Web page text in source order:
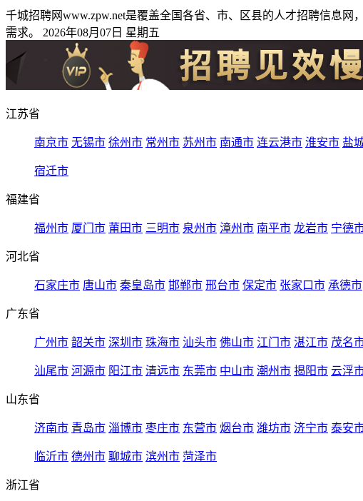
千城招聘网www.zpw.net是覆盖全国各省、市、区县的人才招聘信息
需求。 2026年08月07日 星期五
江苏省
南京市 无锡市 徐州市 常州市 苏州市 南通市 连云港市 淮安市 盐
宿迁市
福建省
福州市 厦门市 莆田市 三明市 泉州市 漳州市 南平市 龙岩市 宁德
河北省
石家庄市 唐山市 秦皇岛市 邯郸市 邢台市 保定市 张家口市 承德市
广东省
广州市 韶关市 深圳市 珠海市 汕头市 佛山市 江门市 湛江市 茂名
汕尾市 河源市 阳江市 清远市 东莞市 中山市 潮州市 揭阳市 云浮
山东省
济南市 青岛市 淄博市 枣庄市 东营市 烟台市 潍坊市 济宁市 泰安
临沂市 德州市 聊城市 滨州市 菏泽市
浙江省